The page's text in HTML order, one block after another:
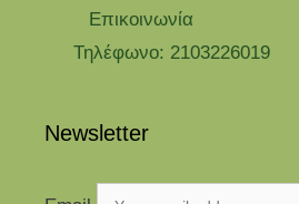
Επικοινωνία
Τηλέφωνο: 2103226019
Newsletter